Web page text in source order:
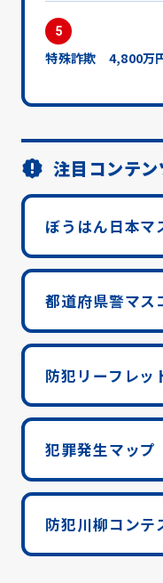
5
特殊詐欺 4,800万
注目コンテン
ぼうはん日本マ
都道府県警マス
防犯リーフレッ
犯罪発生マップ
防犯川柳コンテ